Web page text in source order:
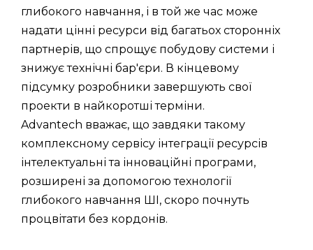
глибокого навчання, і в той же час може
надати цінні ресурси від багатьох сторонніх
партнерів, що спрощує побудову системи і
знижує технічні бар'єри. В кінцевому
підсумку розробники завершують свої
проекти в найкоротші терміни.
Advantech вважає, що завдяки такому
комплексному сервісу інтеграції ресурсів
інтелектуальні та інноваційні програми,
розширені за допомогою технології
глибокого навчання ШІ, скоро почнуть
процвітати без кордонів.